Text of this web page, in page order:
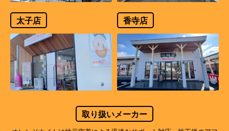
太子店 香寺店
取り扱いメーカー